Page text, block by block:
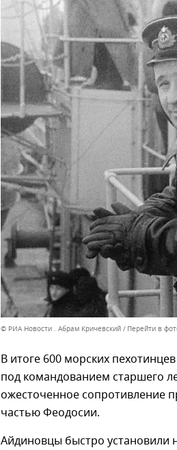
© РИА Новости . Абрам Кричевский Перейти в
В итоге 600 морских
под командованием старшего
ожесточенное сопротивление
частью Феодосии.
Айдиновцы быстро установили